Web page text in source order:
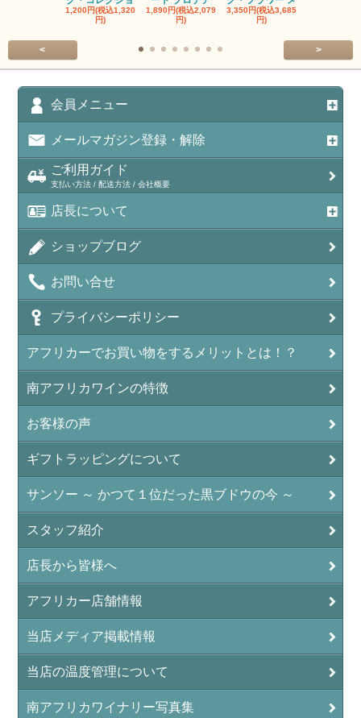
1,200円(税込1,320
円)
1,890円(税込2,079
円)
3,350円(税込3,685
円)
< >
会員メニュー
メールマガジン登録・解除
ご利用ガイド
支払い方法 / 配送方法 / 会社概要
店長について
ショップブログ
お問い合せ
プライバシーポリシー
アフリカーでお買い物をするメリットとは！？
南アフリカワインの特徴
お客様の声
ギフトラッピングについて
サンソー ～ かつて１位だった黒ブドウの今 ～
スタッフ紹介
店長から皆様へ
アフリカー店舗情報
当店メディア掲載情報
当店の温度管理について
南アフリカワイナリー写真集